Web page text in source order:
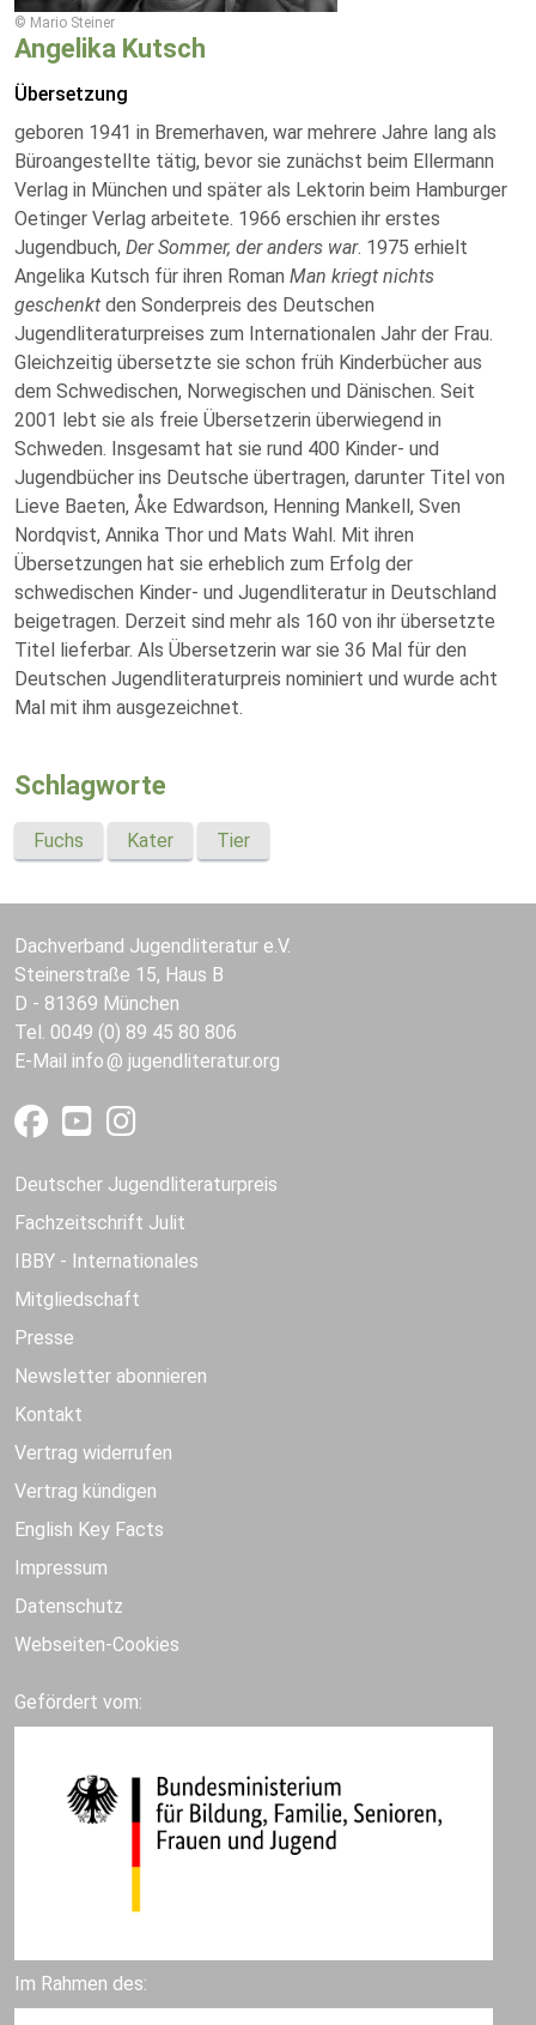
© Mario Steiner
Angelika Kutsch
Übersetzung
geboren 1941 in Bremerhaven, war mehrere Jahre lang als
Büroangestellte tätig, bevor sie zunächst beim Ellermann
Verlag in München und später als Lektorin beim Hamburger
Oetinger Verlag arbeitete. 1966 erschien ihr erstes
Jugendbuch, Der Sommer, der anders war. 1975 erhielt
Angelika Kutsch für ihren Roman Man kriegt nichts
geschenkt den Sonderpreis des Deutschen
Jugendliteraturpreises zum Internationalen Jahr der Frau.
Gleichzeitig übersetzte sie schon früh Kinderbücher aus
dem Schwedischen, Norwegischen und Dänischen. Seit
2001 lebt sie als freie Übersetzerin überwiegend in
Schweden. Insgesamt hat sie rund 400 Kinder- und
Jugendbücher ins Deutsche übertragen, darunter Titel von
Lieve Baeten, Åke Edwardson, Henning Mankell, Sven
Nordqvist, Annika Thor und Mats Wahl. Mit ihren
Übersetzungen hat sie erheblich zum Erfolg der
schwedischen Kinder- und Jugendliteratur in Deutschland
beigetragen. Derzeit sind mehr als 160 von ihr übersetzte
Titel lieferbar. Als Übersetzerin war sie 36 Mal für den
Deutschen Jugendliteraturpreis nominiert und wurde acht
Mal mit ihm ausgezeichnet.
Schlagworte
Fuchs Kater Tier
Dachverband Jugendliteratur e.V.
Steinerstraße 15, Haus B
D - 81369 München
Tel. 0049 (0) 89 45 80 806
E-Mail info jugendliteratur.org
Deutscher Jugendliteraturpreis
Fachzeitschrift Julit
IBBY - Internationales
Mitgliedschaft
Presse
Newsletter abonnieren
Kontakt
Vertrag widerrufen
Vertrag kündigen
English Key Facts
Impressum
Datenschutz
Webseiten-Cookies
Gefördert vom:
Im Rahmen des: